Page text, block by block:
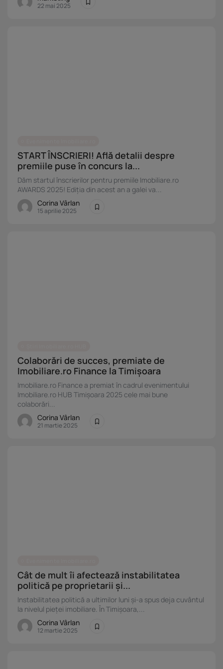
22 mai 2025
START ÎNSCRIERI! Află detalii despre
premiile puse în concurs la...
Dăm startul înscrierilor pentru premiile Imobiliare.ro
AWARDS 2025! Ediția din acest an a galei va...
Corina Vârlan
15 aprilie 2025
Colaborări de succes, premiate de
Imobiliare.ro Finance la Timișoara
Imobiliare.ro Finance a premiat în cadrul evenimentului
Imobiliare.ro HUB Timișoara 2025 cele mai bune
colaborări...
Corina Vârlan
21 martie 2025
Cât de mult îi afectează instabilitatea
politică pe proprietarii și...
Instabilitatea politică a ultimilor luni și-a spus deja cuvântul
la nivelul pieței imobiliare. În Timișoara,...
Corina Vârlan
12 martie 2025